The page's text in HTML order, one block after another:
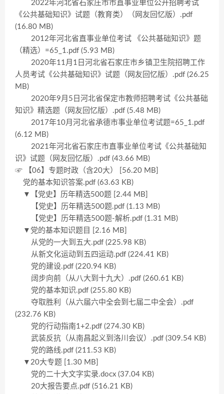
2022年河北省石家庄市市直事业单位公开招聘考试
《公共基础知识》试题（教育类）（网友回忆版）.pdf
(16.80 MB)
2012年河北省直事业单位考试 《公共基础知识》题
（精选）=65_1.pdf (5.93 MB)
2020年11月1日河北省石家庄市乡镇卫生院招聘工作
人员考试《公共基础知识》试题（网友回忆版）.pdf (26.25
MB)
2020年9月5日河北省保定市教师招聘考试《公共基础
知识》精选题（网友回忆版）.pdf (5.48 MB)
2017年10月河北省承德市事业单位考试题=65_1.pdf
(6.12 MB)
2021年河北省石家庄市直事业单位考试《公共基础知
识》试题（网友回忆版）.pdf (43.66 MB)
☞ 【06】专题时政（含20大） [56.20 MB]
党的基本知识答案.pdf (63.63 KB)
▼【党史】历年精选500题 [2.44 MB]
【党史】历年精选500题.pdf (1.13 MB)
【党史】历年精选500题-解析.pdf (1.31 MB)
▼党的基本知识题目 [2.16 MB]
从党的一大到五大.pdf (225.98 KB)
从新文化运动到五四运动.pdf (224.41 KB)
党的建设.pdf (220.94 KB)
阔步向前（从八大到十九大）.pdf (260.61 KB)
党的基本知识.pdf (255.80 KB)
夺取胜利（从六届六中全会到七届二中全会）.pdf
(232.76 KB)
党的行动指南1+2.pdf (274.30 KB)
武装反抗（从南昌起义到洛川会议）.pdf (309.54 KB)
党的路线.pdf (211.53 KB)
▼20大专题 [1.30 MB]
党的二十大文字实录.docx (37.04 KB)
20大报告要点.pdf (516.21 KB)